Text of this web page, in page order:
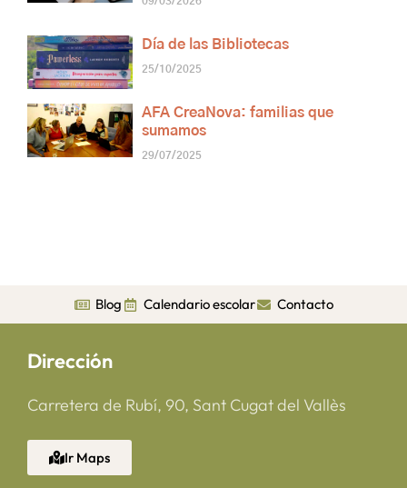
Día de las Bibliotecas
25/10/2025
AFA CreaNova: familias que
sumamos
29/07/2025
Blog Calendario escolar Contacto
Dirección
Carretera de Rubí, 90, Sant Cugat del Vallès
Ir Maps